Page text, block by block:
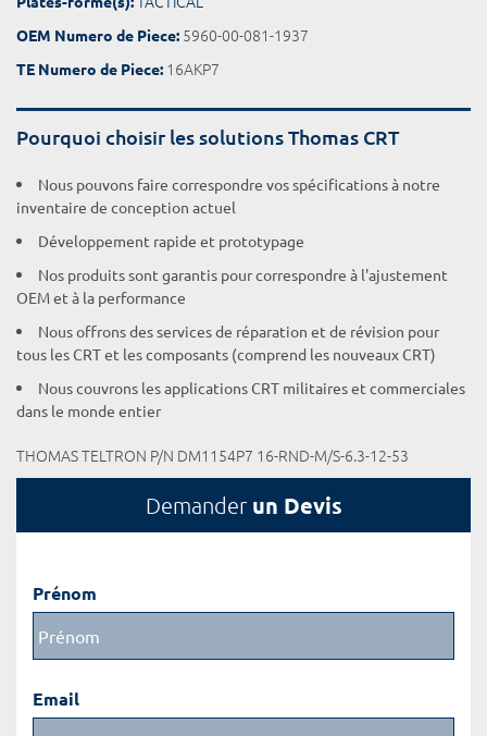
OEM Numero de Piece: 5960-00-081-1937
TE Numero de Piece: 16AKP7
Pourquoi choisir les solutions Thomas CRT
Nous pouvons faire correspondre vos spécifications à notre
inventaire de conception actuel
Développement rapide et prototypage
Nos produits sont garantis pour correspondre à l'ajustement
OEM et à la performance
Nous offrons des services de réparation et de révision pour
tous les CRT et les composants (comprend les nouveaux CRT)
Nous couvrons les applications CRT militaires et commerciales
dans le monde entier
THOMAS TELTRON P/N DM1154P7 16-RND-M/S-6.3-12-53
Demander un Devis
Prénom
Email